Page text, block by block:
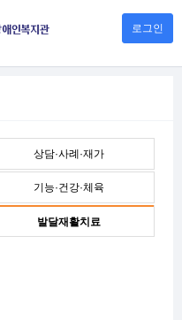
로그인
상담·사례·재가
기능·건강·체육
발달재활치료